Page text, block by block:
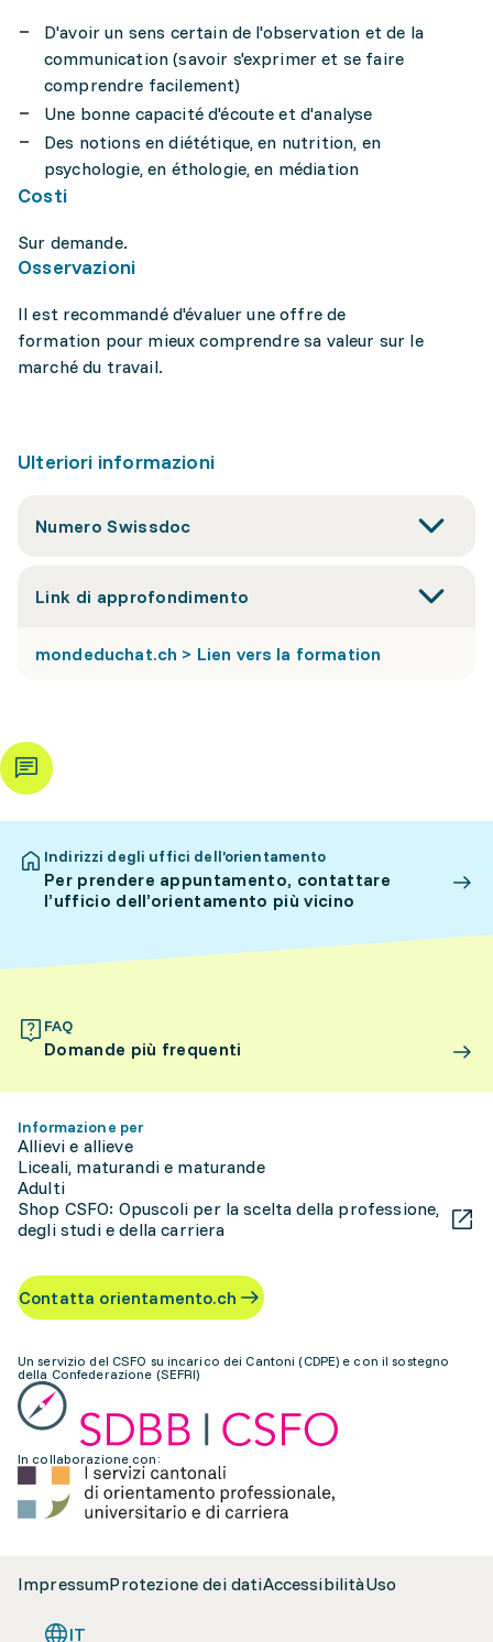
D'avoir un sens certain de l'observation et de la
communication (savoir s'exprimer et se faire
comprendre facilement)
Une bonne capacité d'écoute et d'analyse
Des notions en diététique, en nutrition, en
psychologie, en éthologie, en médiation
Costi
Sur demande.
Osservazioni
Il est recommandé d'évaluer une offre de
formation pour mieux comprendre sa valeur sur le
marché du travail.
Ulteriori informazioni
Numero Swissdoc
Link di approfondimento
mondeduchat.ch > Lien vers la formation
Indirizzi degli uffici dell’orientamento
Per prendere appuntamento, contattare
l’ufficio dell’orientamento più vicino
FAQ
Domande più frequenti
Informazione per
Allievi e allieve
Liceali, maturandi e maturande
Adulti
Shop CSFO: Opuscoli per la scelta della professione,
degli studi e della carriera
Contatta orientamento.ch
Un servizio del CSFO su incarico dei Cantoni (CDPE) e con il sostegno
della Confederazione (SEFRI)
In collaborazione con:
ImpressumProtezione dei datiAccessibilitàUso
IT